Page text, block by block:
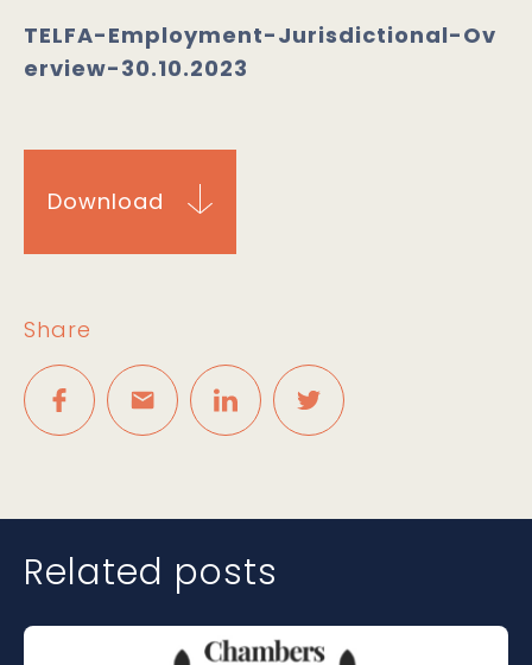
TELFA-Employment-Jurisdictional-Ov
erview-30.10.2023
Download
Share
Related posts